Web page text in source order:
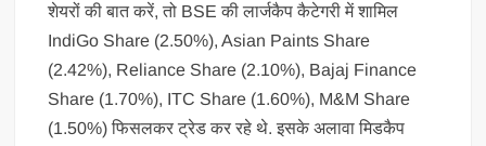
शेयरों की बात करें, तो BSE की लार्जकैप कैटेगरी में शामिल
IndiGo Share (2.50%), Asian Paints Share
(2.42%), Reliance Share (2.10%), Bajaj Finance
Share (1.70%), ITC Share (1.60%), M&M Share
(1.50%) फिसलकर ट्रेड कर रहे थे. इसके अलावा मिडकैप